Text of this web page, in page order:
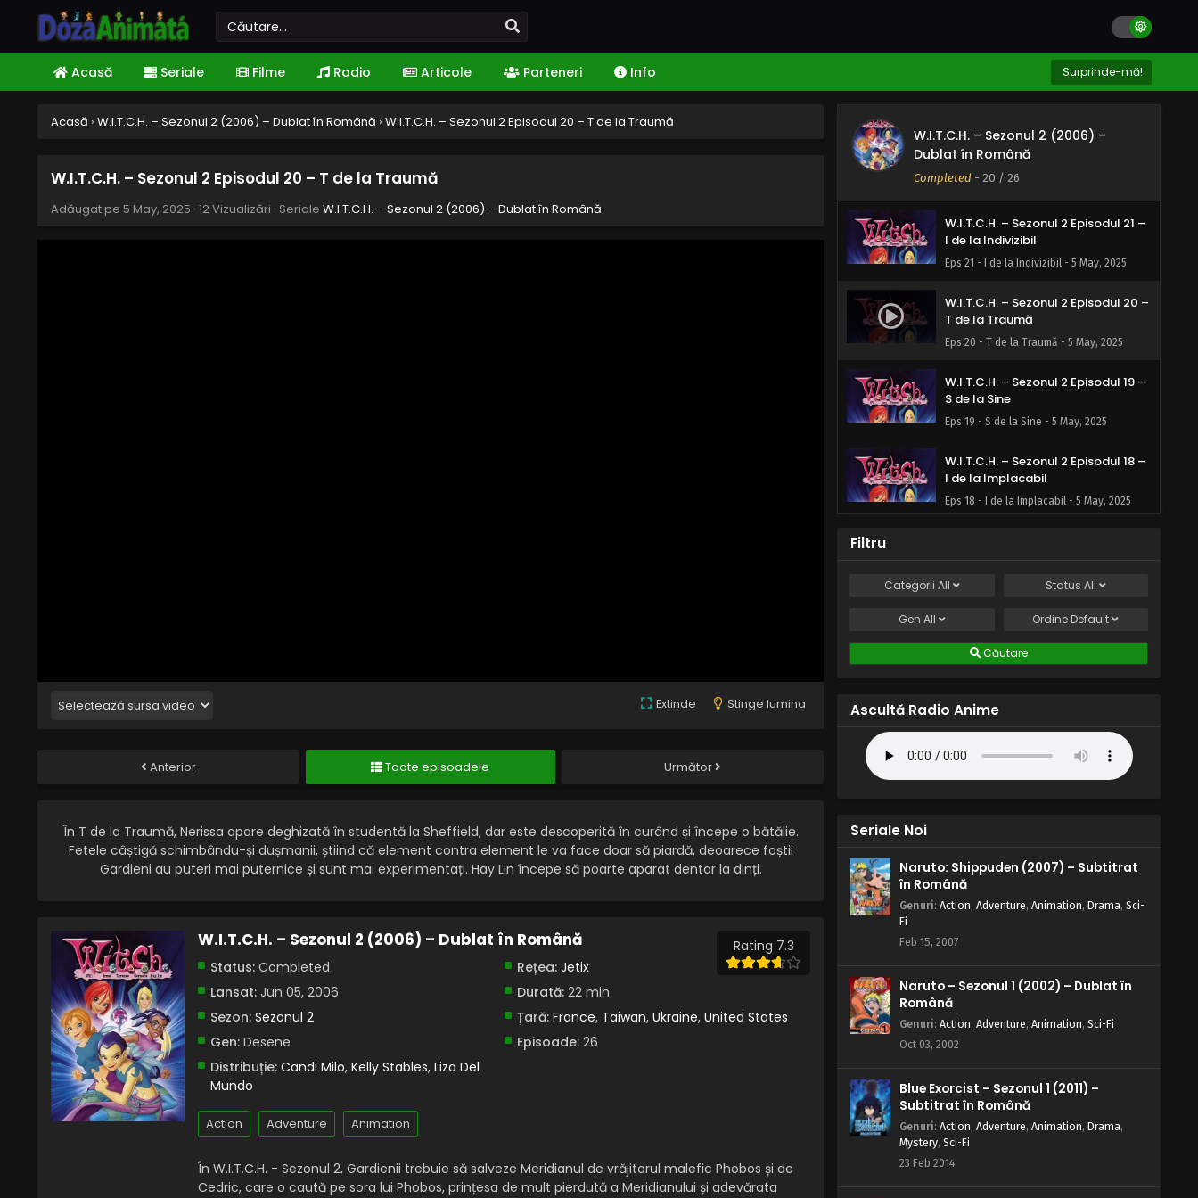
Acasă Seriale Filme Radio Articole Parteneri Info Surprinde-mă!
Acasă › W.I.T.C.H. – Sezonul 2 (2006) – Dublat în Română › W.I.T.C.H. – Sezonul 2 Episodul 20 – T de la Traumă
W.I.T.C.H. – Sezonul 2 Episodul 20 – T de la Traumă
Adăugat pe 5 May, 2025 · 12 Vizualizări · Seriale W.I.T.C.H. – Sezonul 2 (2006) – Dublat în Română
Extinde Stinge lumina
Anterior Toate episoadele Următor
În T de la Traumă, Nerissa apare deghizată în studentă la Sheffield, dar este descoperită în curând și începe o bătălie.
Fetele câștigă schimbându-și dușmanii, știind că element contra element le va face doar să piardă, deoarece foștii
Gardieni au puteri mai puternice și sunt mai experimentați. Hay Lin începe să poarte aparat dentar la dinți.
W.I.T.C.H. – Sezonul 2 (2006) – Dublat în Română
Rating 7.3
Status: Completed Rețea: Jetix
Lansat: Jun 05, 2006 Durată:22 min
Sezon: Sezonul 2 Țară: France, Taiwan, Ukraine, United States
Gen: Desene Episoade:26
Distribuție: Candi Milo, Kelly Stables, Liza Del
Mundo
Action Adventure Animation
În W.I.T.C.H. - Sezonul 2, Gardienii trebuie să salveze Meridianul de vrăjitorul malefic Phobos și de
Cedric, care o caută pe sora lui Phobos, prințesa de mult pierdută a Meridianului și adevărata
W.I.T.C.H. – Sezonul 2 (2006) –
Dublat în Română
Completed - 20 / 26
Eps 24 - X de la Xanadu - 5 May, 2025
W.I.T.C.H. – Sezonul 2 Episodul 23 –
W.I.T.C.H. – Sezonul 2 Episodul 22 –
V de la Victorie
Eps 22 - V de la Victorie - 5 May, 2025
W.I.T.C.H. – Sezonul 2 Episodul 21 –
I de la Indivizibil
Eps 21 - I de la Indivizibil - 5 May, 2025
W.I.T.C.H. – Sezonul 2 Episodul 20 –
T de la Traumă
Eps 20 - T de la Traumă - 5 May, 2025
W.I.T.C.H. – Sezonul 2 Episodul 19 –
S de la Sine
Eps 19 - S de la Sine - 5 May, 2025
W.I.T.C.H. – Sezonul 2 Episodul 18 –
I de la Implacabil
Eps 18 - I de la Implacabil - 5 May, 2025
Eps 17 - C de la Carieră - 5 May, 2025
W.I.T.C.H. – Sezonul 2 Episodul 16 –
Eps 16 - P de la Protectori - 5 May, 2025
W.I.T.C.H. – Sezonul 2 Episodul 15 –
O de la Obediență
Eps 15 - O de la Obediență - 5 May, 2025
W.I.T.C.H. – Sezonul 2 Episodul 14 –
W.I.T.C.H. – Sezonul 2 Episodul 13 –
M de la Milă
Eps 13 - M de la Milă - 5 May, 2025
W.I.T.C.H. – Sezonul 2 Episodul 12 –
Eps 12 - Î de la Învinși - 5 May, 2025
W.I.T.C.H. – Sezonul 2 Episodul 11 –
C de la Cunoaștere
W.I.T.C.H. – Sezonul 2 Episodul 10 –
G de la Giuvaer
Eps 10 - G de la Giuvaer - 5 May, 2025
Filtru
Categorii All Status All
Gen All Ordine Default
Căutare
Ascultă Radio Anime
Seriale Noi
Naruto: Shippuden (2007) – Subtitrat
în Română
Genuri: Action, Adventure, Animation, Drama, Sci-
Fi
Feb 15, 2007
Naruto – Sezonul 1 (2002) – Dublat în
Română
Genuri: Action, Adventure, Animation, Sci-Fi
Oct 03, 2002
Blue Exorcist – Sezonul 1 (2011) –
Subtitrat în Română
Genuri: Action, Adventure, Animation, Drama,
Mystery, Sci-Fi
23 Feb 2014